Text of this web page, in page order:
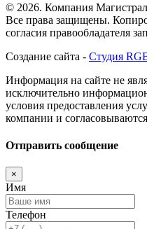
© 2026. Компания
Все права защищены.
согласия правообладателя
Создание сайта - Студия
Информация на сайте не
исключительно
условия предоставления
компании и
Отправить сообщение
×
Имя
Телефон